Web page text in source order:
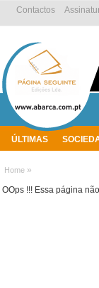
ÚLTIMAS
Contactos
Home »
OOps !!! Essa página